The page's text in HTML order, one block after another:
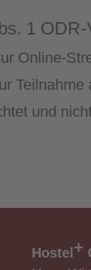
1
Online-
und
Hostel +